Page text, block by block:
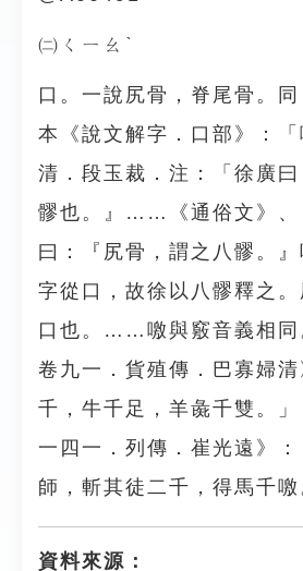
㈡ㄑㄧㄠˋ
口。一說尻骨，脊尾骨。
本《說文解字．口部》：「
清．段玉裁．注：「徐廣
髎也。』……《通俗文》、
曰：『尻骨，謂之八髎。
字從口，故徐以八髎釋之。
口也。……噭與竅音義相同
卷九一．貨殖傳．巴寡婦
千，牛千足，羊彘千雙。
一四一．列傳．崔光遠》
師，斬其徒二千，得馬千噭
資料來源：